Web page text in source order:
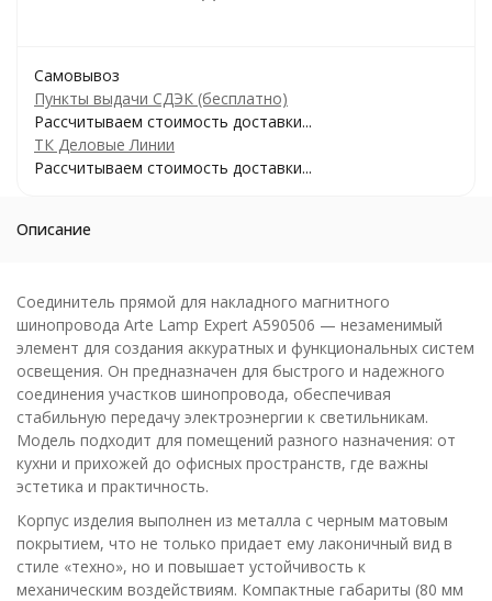
Самовывоз
Пункты выдачи СДЭК (бесплатно)
Рассчитываем стоимость доставки...
ТК Деловые Линии
Рассчитываем стоимость доставки...
Описание
Соединитель прямой для накладного магнитного
шинопровода Arte Lamp Expert A590506 — незаменимый
элемент для создания аккуратных и функциональных систем
освещения. Он предназначен для быстрого и надежного
соединения участков шинопровода, обеспечивая
стабильную передачу электроэнергии к светильникам.
Модель подходит для помещений разного назначения: от
кухни и прихожей до офисных пространств, где важны
эстетика и практичность.
Корпус изделия выполнен из металла с черным матовым
покрытием, что не только придает ему лаконичный вид в
стиле «техно», но и повышает устойчивость к
механическим воздействиям. Компактные габариты (80 мм